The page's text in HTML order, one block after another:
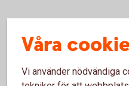
Så skriver du
överföring
Våra
Vi använder nödvändiga